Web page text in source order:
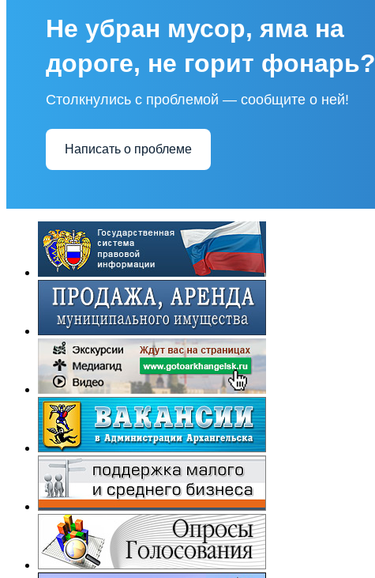
Не убран мусор, яма на
дороге, не горит фонарь?
Столкнулись с проблемой — сообщите о ней!
Написать о проблеме